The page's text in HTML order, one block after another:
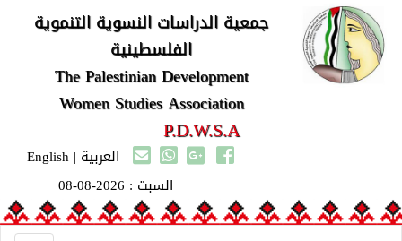
جمعية الدراسات النسوية التنموية
الفلسطينية
The Palestinian Development
Women Studies Association
P.D.W.S.A
العربية |
English
السبت : 2026-08-08